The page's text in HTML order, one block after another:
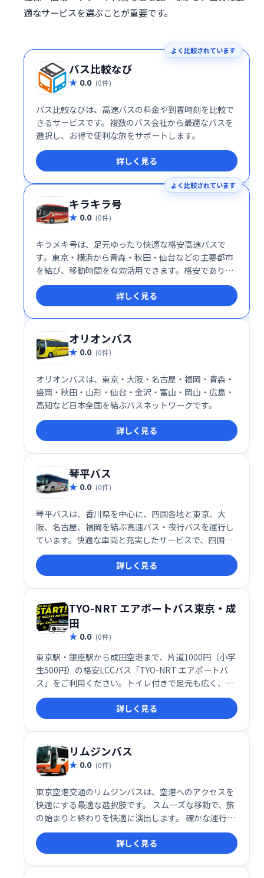
適なサービスを選ぶことが重要です。
よく比較されています
バス比較なび
0.0 (0件)
バス比較なびは、高速バスの料金や到着時刻を比較で
きるサービスです。複数のバス会社から最適なバスを
選択し、お得で便利な旅をサポートします。
詳しく見る
よく比較されています
キラキラ号
0.0 (0件)
キラメキ号は、足元ゆったり快適な格安高速バスで
す。東京・横浜から青森・秋田・仙台などの主要都市
を結び、移動時間を有効活用できます。格安でありな
がら、心地良い旅をお届けします。
詳しく見る
オリオンバス
0.0 (0件)
オリオンバスは、東京・大阪・名古屋・福岡・青森・
盛岡・秋田・山形・仙台・金沢・富山・岡山・広島・
高知など日本全国を結ぶバスネットワークです。
詳しく見る
琴平バス
0.0 (0件)
琴平バスは、香川県を中心に、四国各地と東京、大
阪、名古屋、福岡を結ぶ高速バス・夜行バスを運行し
ています。快適な車両と充実したサービスで、四国観
光やビジネスの移動をサポートします。観光や帰省、
ビジネスなど、様々なシーンでご利用ください。
詳しく見る
TYO-NRT エアポートバス東京・成
田
0.0 (0件)
東京駅・銀座駅から成田空港まで、片道1000円（小学
生500円）の格安LCCバス「TYO-NRT エアポートバ
ス」をご利用ください。トイレ付きで足元も広く、快
適な旅をお約束します。
詳しく見る
リムジンバス
0.0 (0件)
東京空港交通のリムジンバスは、空港へのアクセスを
快適にする最適な選択肢です。 スムーズな移動で、旅
の始まりと終わりを快適に演出します。 確かな運行体
制と快適な車内で、ストレスフリーな空港アクセスを
実現。ビジネスにもレジャーにもおすすめです。
詳しく見る